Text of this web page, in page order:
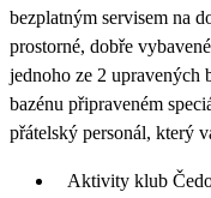
bezplatným servisem na
prostorné, dobře
jednoho ze 2 upravených
bazénu připraveném
přátelský personál, který
Aktivity klub